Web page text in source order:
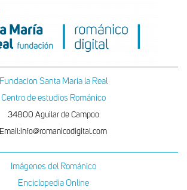
Fundacion Santa Maria la Real
Centro de estudios Románico
34800 Aguilar de Campoo
Email:info@romanicodigital.com
Imágenes del Románico
Enciclopedia Online